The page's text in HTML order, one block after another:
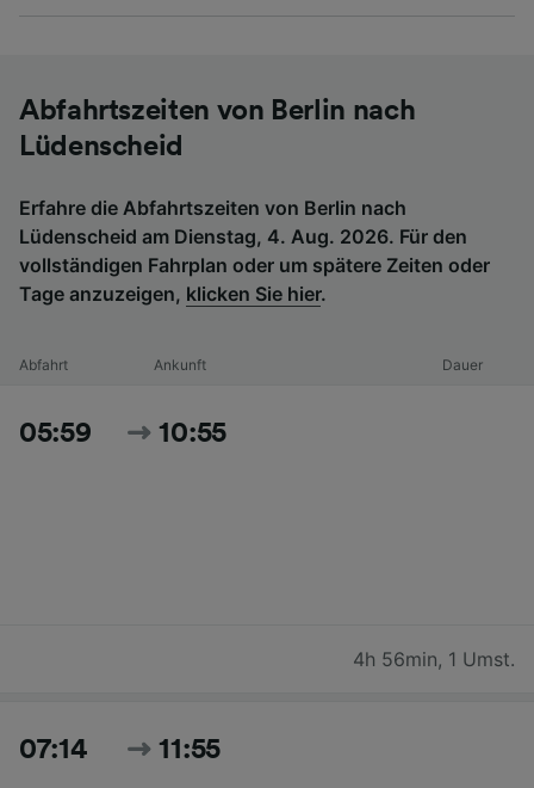
Abfahrtszeiten von Berlin nach
Lüdenscheid
Erfahre die Abfahrtszeiten von Berlin nach
Lüdenscheid am Dienstag, 4. Aug. 2026. Für den
vollständigen Fahrplan oder um spätere Zeiten oder
Tage anzuzeigen, klicken Sie hier.
Abfahrt Ankunft Dauer
05:59 10:55
4h 56min, 1 Umst.
07:14 11:55